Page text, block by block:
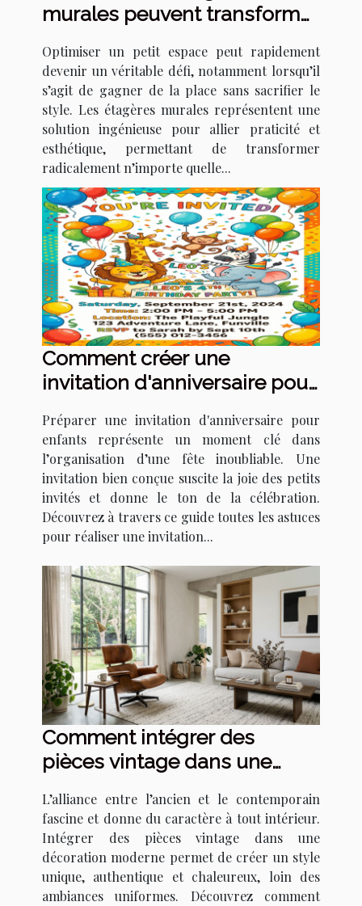
murales peuvent transformer
Optimiser un petit espace peut rapidement
devenir un véritable défi, notamment lorsqu’il
s’agit de gagner de la place sans sacrifier le
style. Les étagères murales représentent une
solution ingénieuse pour allier praticité et
esthétique, permettant de transformer
radicalement n’importe quelle...
Comment créer une
invitation d'anniversaire pour
Préparer une invitation d'anniversaire pour
enfants représente un moment clé dans
l’organisation d’une fête inoubliable. Une
invitation bien conçue suscite la joie des petits
invités et donne le ton de la célébration.
Découvrez à travers ce guide toutes les astuces
pour réaliser une invitation...
Comment intégrer des
pièces vintage dans une
L’alliance entre l’ancien et le contemporain
fascine et donne du caractère à tout intérieur.
Intégrer des pièces vintage dans une
décoration moderne permet de créer un style
unique, authentique et chaleureux, loin des
ambiances uniformes. Découvrez comment